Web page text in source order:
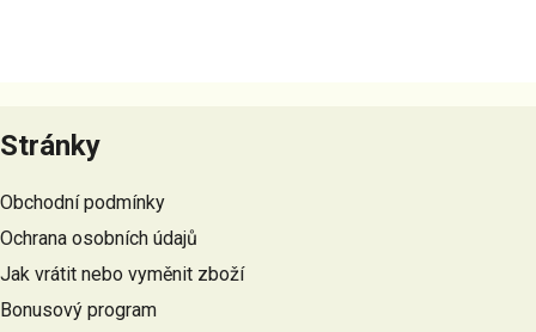
á
p
a
t
í
Stránky
Obchodní podmínky
Ochrana osobních údajů
Jak vrátit nebo vyměnit zboží
Bonusový program